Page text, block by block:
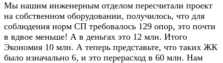
Мы нашим инженерным отделом пересчитали проект
на собственном оборудовании, получилось, что для
соблюдения норм СП требовалось 129 опор, это почти
в вдвое меньше! А в деньгах это 12 млн. Итого
Экономия 10 млн. А теперь представьте, что таких ЖК
было изначально 6, и это перерасход в 60 млн. Нам